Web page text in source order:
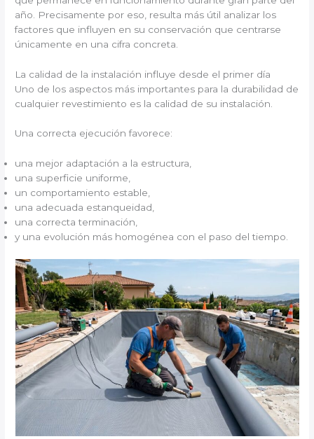
año. Precisamente por eso, resulta más útil analizar los
factores que influyen en su conservación que centrarse
únicamente en una cifra concreta.
La calidad de la instalación influye desde el primer día
Uno de los aspectos más importantes para la durabilidad de
cualquier revestimiento es la calidad de su instalación.
Una correcta ejecución favorece:
una mejor adaptación a la estructura,
una superficie uniforme,
un comportamiento estable,
una adecuada estanqueidad,
una correcta terminación,
y una evolución más homogénea con el paso del tiempo.